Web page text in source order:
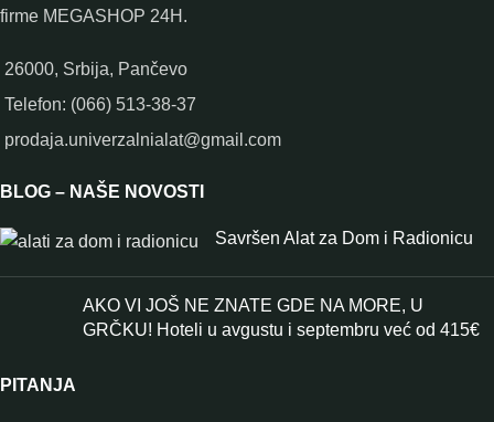
firme MEGASHOP 24H.
26000, Srbija, Pančevo
Telefon: (066) 513-38-37
prodaja.univerzalnialat@gmail.com
BLOG – NAŠE NOVOSTI
Savršen Alat za Dom i Radionicu
AKO VI JOŠ NE ZNATE GDE NA MORE, U
GRČKU! Hoteli u avgustu i septembru već od 415€
PITANJA